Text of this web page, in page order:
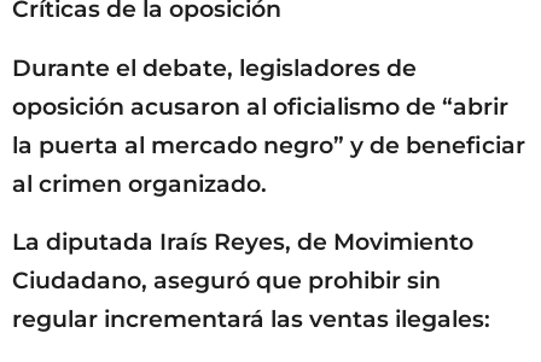
Críticas de la oposición
Durante el debate, legisladores de
oposición acusaron al oficialismo de “abrir
la puerta al mercado negro” y de beneficiar
al crimen organizado.
La diputada Iraís Reyes, de Movimiento
Ciudadano, aseguró que prohibir sin
regular incrementará las ventas ilegales: